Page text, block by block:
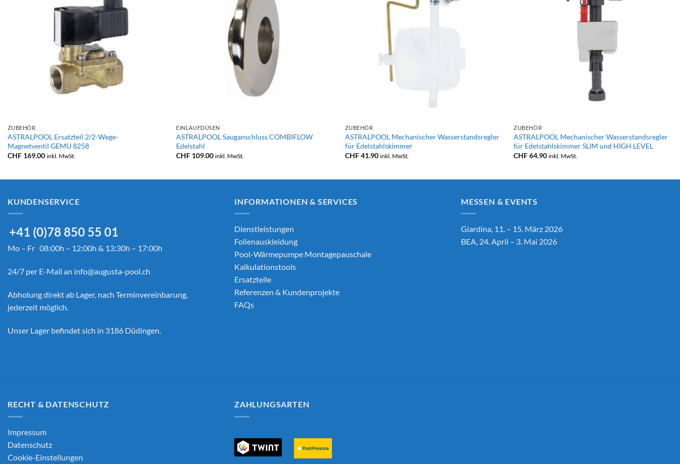
ZUBEHÖR
ASTRALPOOL Ersatzteil 2/2-Wege-
Magnetventil GEMÜ 8258
CHF169.00 inkl. MwSt.
EINLAUFDÜSEN
ASTRALPOOL Sauganschluss COMBIFLOW
Edelstahl
CHF 109.00 inkl. MwSt.
ZUBEHÖR
ASTRALPOOL Mechanischer Wasserstandsregler
für Edelstahlskimmer
CHF41.90 inkl. MwSt.
ZUBEHÖR
ASTRALPOOL Mechanischer Wasserstandsregler
für Edelstahlskimmer SLIM und HIGH LEVEL
CHF64.90 inkl. MwSt.
KUNDENSERVICE
+41 (0)78 850 55 01
Mo – Fr 08:00h – 12:00h & 13:30h – 17:00h
24/7 per E-Mail an info@augusta-pool.ch
Abholung direkt ab Lager, nach Terminvereinbarung,
jederzeit möglich.
Unser Lager befindet sich in 3186 Düdingen.
INFORMATIONEN & SERVICES
Dienstleistungen
Folienauskleidung
Pool-Wärmepumpe Montagepauschale
Kalkulationstools
Ersatzteile
Referenzen & Kundenprojekte
FAQs
MESSEN & EVENTS
Giardina, 11. – 15. März 2026
BEA, 24. April – 3. Mai 2026
RECHT & DATENSCHUTZ
Impressum
Datenschutz
Cookie-Einstellungen
ZAHLUNGSARTEN